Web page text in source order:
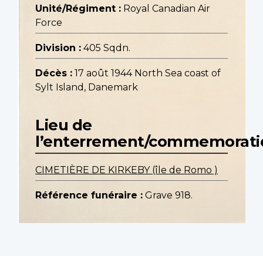
Unité/Régiment : Royal Canadian Air
Force
Division : 405 Sqdn.
Décès : 17 août 1944 North Sea coast of
Sylt Island, Danemark
Lieu de
l’enterrement/
CIMETIÈRE DE KIRKEBY (île de Romo )
Référence funéraire : Grave 918.